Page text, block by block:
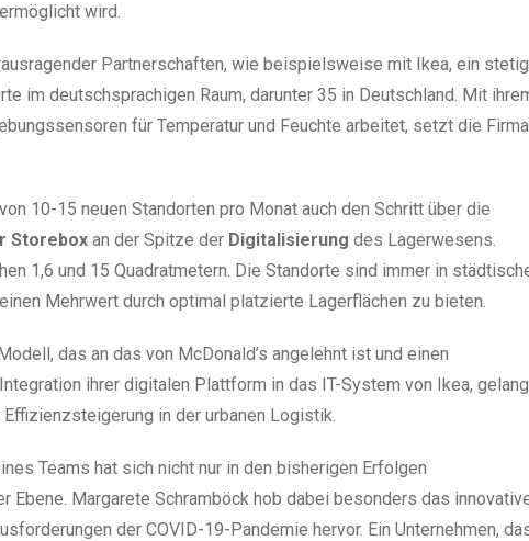
wird.
Partnerschaften, wie beispielsweise mit Ikea, ein
im deutschsprachigen Raum, darunter 35 in Deutschland. Mit
für Temperatur und Feuchte arbeitet, setzt die Firma
10-15 neuen Standorten pro Monat auch den Schritt über die
Storebox an der Spitze der Digitalisierung des Lagerwesens.
1,6 und 15 Quadratmetern. Die Standorte sind immer in
Mehrwert durch optimal platzierte Lagerflächen zu bieten.
das an das von McDonald’s angelehnt ist und einen
ihrer digitalen Plattform in das IT-System von Ikea, gelang
in der urbanen Logistik.
Teams hat sich nicht nur in den bisherigen Erfolgen
Margarete Schramböck hob dabei besonders das
der COVID-19-Pandemie hervor. Ein Unternehmen,